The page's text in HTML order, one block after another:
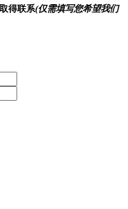
得联系(仅需填写您希望我们